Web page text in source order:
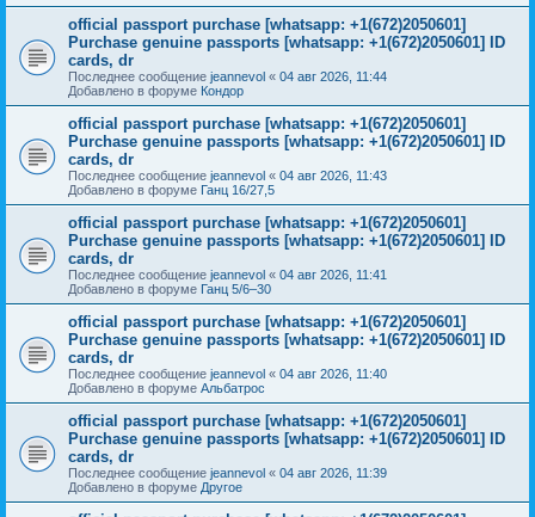
official passport purchase [whatsapp: +1(672)2050601]
Purchase genuine passports [whatsapp: +1(672)2050601] ID
cards, dr
Последнее сообщение jeannevol « 04 авг 2026, 11:44
Добавлено в форуме Кондор
official passport purchase [whatsapp: +1(672)2050601]
Purchase genuine passports [whatsapp: +1(672)2050601] ID
cards, dr
Последнее сообщение jeannevol « 04 авг 2026, 11:43
Добавлено в форуме Ганц 16/27,5
official passport purchase [whatsapp: +1(672)2050601]
Purchase genuine passports [whatsapp: +1(672)2050601] ID
cards, dr
Последнее сообщение jeannevol « 04 авг 2026, 11:41
Добавлено в форуме Ганц 5/6–30
official passport purchase [whatsapp: +1(672)2050601]
Purchase genuine passports [whatsapp: +1(672)2050601] ID
cards, dr
Последнее сообщение jeannevol « 04 авг 2026, 11:40
Добавлено в форуме Альбатрос
official passport purchase [whatsapp: +1(672)2050601]
Purchase genuine passports [whatsapp: +1(672)2050601] ID
cards, dr
Последнее сообщение jeannevol « 04 авг 2026, 11:39
Добавлено в форуме Другое